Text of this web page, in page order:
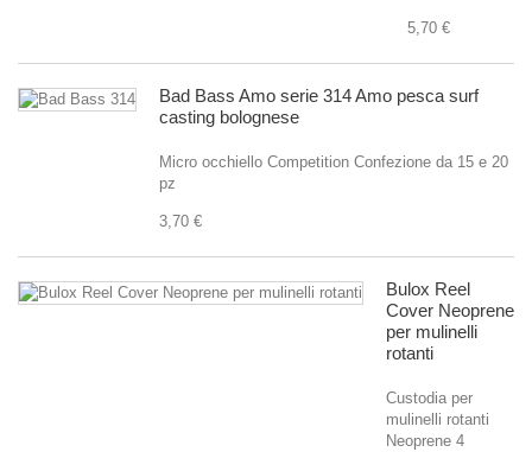
5,70 €
Bad Bass Amo serie 314 Amo pesca surf
casting bolognese
Micro occhiello Competition Confezione da 15 e 20
pz
3,70 €
Bulox Reel
Cover Neoprene
per mulinelli
rotanti
Custodia per
mulinelli rotanti
Neoprene 4